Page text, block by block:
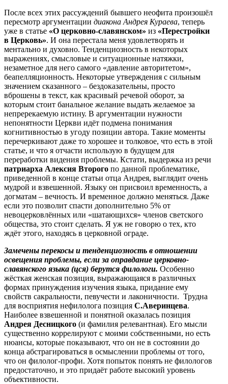
После всех этих рассуждений бывшего неофита произошёл
пересмотр аргументации диакона Андрея Кураева, теперь
уже в статье «О церковно-славянском» из «Перестройки
в Церковь». И она перестала меня удовлетворять и
ментально и духовно. Тенденциозность в некоторых
выражениях, смысловые и ситуационные натяжки,
незаметное для него самого «давление авторитетом»,
беапелляционность. Некоторые утверждения с сильным
значением сказанного – бездоказательны, просто
вброшены в текст, как красивый речевой оборот, за
которым стоит банальное желание выдать желаемое за
непререкаемую истину. В аргументации нужности
непонятности Церкви идёт подмена понимания
когнитивностью в угоду позиции автора. Такие моменты
перечеркивают даже то хорошее и толковое, что есть в этой
статье, и что я отчасти использую в будущем для
переработки видения проблемы. Кстати, выдержка из речи
патриарха Алексия Второго по данной проблематике,
приведенной в конце статьи отца Андрея, выглядит очень
мудрой и взвешенной. Языку он присвоил временность, а
догматам – вечность. И временное должно меняться. Даже
если это позволит спасти дополнительно 5% от
невоцерковлённых или «шатающихся» членов светского
общества, это стоит сделать. Я уж не говорю о тех, кто
ждёт этого, находясь в церковной ограде.
Замечены перекосы и тенденциозность в отношении
освещения проблемы, если за оправдание церковно-
славянского языка (цся) берутся филологи. Особенно
жёсткая женская позиция, выражающаяся в различных
формах принуждения изучения языка, придание ему
свойств сакральности, певучести и лаконичности. Трудна
для восприятия нефилолога позиция С.Аверинцева.
Наиболее взвешенной и понятной оказалась позиция
Андрея Десницкого (и фамилия релевантная). Его мысли
существенно коррелируют с моими собственными, но есть
нюансы, которые показывают, что он не в состоянии до
конца абстрагироваться в осмыслении проблемы от того,
что он филолог-профи. Хотя попыток понять не филологов
предостаточно, и это придаёт работе высокий уровень
объективности.